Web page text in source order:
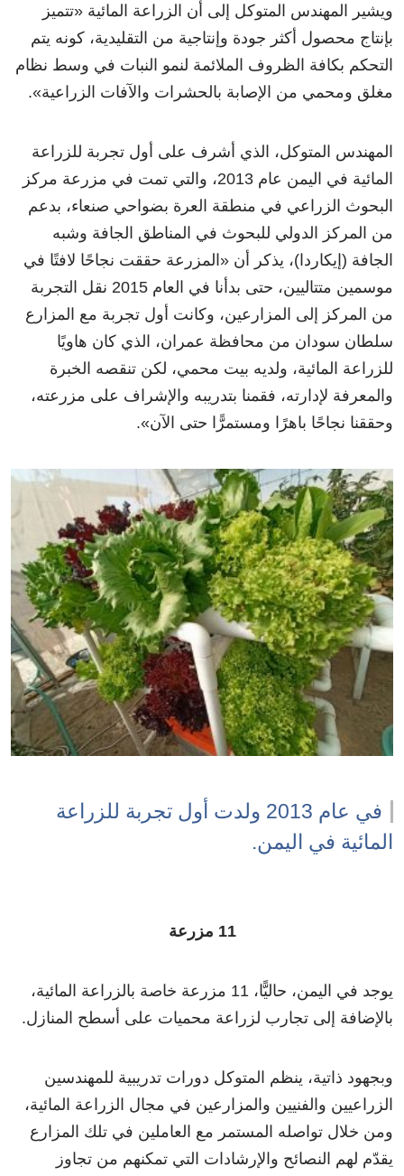
ويشير المهندس المتوكل إلى أن الزراعة المائية «تتميز
بإنتاج محصول أكثر جودة وإنتاجية من التقليدية، كونه يتم
التحكم بكافة الظروف الملائمة لنمو النبات في وسط نظام
مغلق ومحمي من الإصابة بالحشرات والآفات الزراعية».
المهندس المتوكل، الذي أشرف على أول تجربة للزراعة
المائية في اليمن عام 2013، والتي تمت في مزرعة مركز
البحوث الزراعي في منطقة العرة بضواحي صنعاء، بدعم
من المركز الدولي للبحوث في المناطق الجافة وشبه
الجافة (إيكاردا)، يذكر أن «المزرعة حققت نجاحًا لافتًا في
موسمين متتاليين، حتى بدأنا في العام 2015 نقل التجربة
من المركز إلى المزارعين، وكانت أول تجربة مع المزارع
سلطان سودان من محافظة عمران، الذي كان هاويًا
للزراعة المائية، ولديه بيت محمي، لكن تنقصه الخبرة
والمعرفة لإدارته، فقمنا بتدريبه والإشراف على مزرعته،
وحققنا نجاحًا باهرًا ومستمرًّا حتى الآن».
في عام 2013 ولدت أول تجربة للزراعة
المائية في اليمن.
11 مزرعة
يوجد في اليمن، حاليًّا، 11 مزرعة خاصة بالزراعة المائية،
بالإضافة إلى تجارب لزراعة محميات على أسطح المنازل.
وبجهود ذاتية، ينظم المتوكل دورات تدريبية للمهندسين
الزراعيين والفنيين والمزارعين في مجال الزراعة المائية،
ومن خلال تواصله المستمر مع العاملين في تلك المزارع
يقدّم لهم النصائح والإرشادات التي تمكنهم من تجاوز